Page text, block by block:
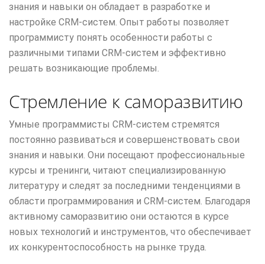
знания и навыки он обладает в разработке и
настройке CRM-систем. Опыт работы позволяет
программисту понять особенности работы с
различными типами CRM-систем и эффективно
решать возникающие проблемы.
Стремление к саморазвитию
Умные программисты CRM-систем стремятся
постоянно развиваться и совершенствовать свои
знания и навыки. Они посещают профессиональные
курсы и тренинги, читают специализированную
литературу и следят за последними тенденциями в
области программирования и CRM-систем. Благодаря
активному саморазвитию они остаются в курсе
новых технологий и инструментов, что обеспечивает
их конкурентоспособность на рынке труда.